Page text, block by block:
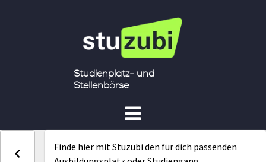
Studienplatz- und
Stellenbörse
Finde hier mit Stuzubi den für dich passenden